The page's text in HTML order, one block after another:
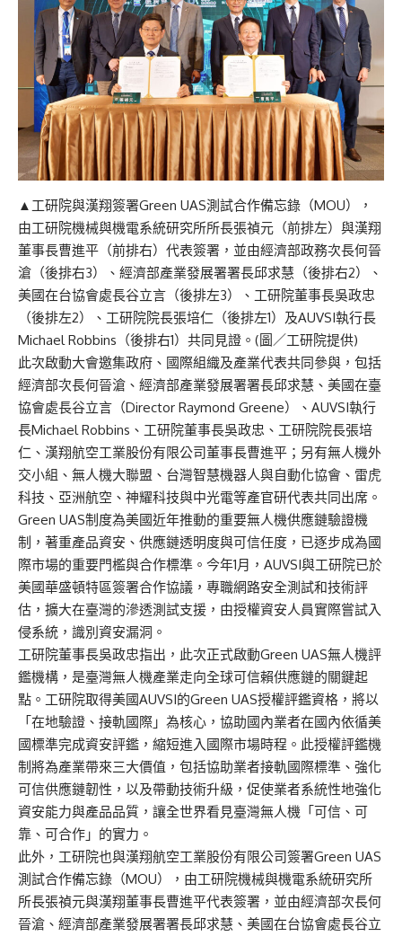
▲工研院與漢翔簽署Green UAS測試合作備忘錄（MOU），
由工研院機械與機電系統研究所所長張禎元（前排左）與漢翔
董事長曹進平（前排右）代表簽署，並由經濟部政務次長何晉
滄（後排右3）、經濟部產業發展署署長邱求慧（後排右2）、
美國在台協會處長谷立言（後排左3）、工研院董事長吳政忠
（後排左2）、工研院院長張培仁（後排左1）及AUVSI執行長
Michael Robbins（後排右1）共同見證。(圖／工研院提供)
此次啟動大會邀集政府、國際組織及產業代表共同參與，包括
經濟部次長何晉滄、經濟部產業發展署署長邱求慧、美國在臺
協會處長谷立言（Director Raymond Greene）、AUVSI執行
長Michael Robbins、工研院董事長吳政忠、工研院院長張培
仁、漢翔航空工業股份有限公司董事長曹進平；另有無人機外
交小組、無人機大聯盟、台灣智慧機器人與自動化協會、雷虎
科技、亞洲航空、神耀科技與中光電等產官研代表共同出席。
Green UAS制度為美國近年推動的重要無人機供應鏈驗證機
制，著重產品資安、供應鏈透明度與可信任度，已逐步成為國
際市場的重要門檻與合作標準。今年1月，AUVSI與工研院已於
美國華盛頓特區簽署合作協議，專職網路安全測試和技術評
估，擴大在臺灣的滲透測試支援，由授權資安人員實際嘗試入
侵系統，識別資安漏洞。
工研院董事長吳政忠指出，此次正式啟動Green UAS無人機評
鑑機構，是臺灣無人機產業走向全球可信賴供應鏈的關鍵起
點。工研院取得美國AUVSI的Green UAS授權評鑑資格，將以
「在地驗證、接軌國際」為核心，協助國內業者在國內依循美
國標準完成資安評鑑，縮短進入國際市場時程。此授權評鑑機
制將為產業帶來三大價值，包括協助業者接軌國際標準、強化
可信供應鏈韌性，以及帶動技術升級，促使業者系統性地強化
資安能力與產品品質，讓全世界看見臺灣無人機「可信、可
靠、可合作」的實力。
此外，工研院也與漢翔航空工業股份有限公司簽署Green UAS
測試合作備忘錄（MOU），由工研院機械與機電系統研究所
所長張禎元與漢翔董事長曹進平代表簽署，並由經濟部次長何
晉滄、經濟部產業發展署署長邱求慧、美國在台協會處長谷立